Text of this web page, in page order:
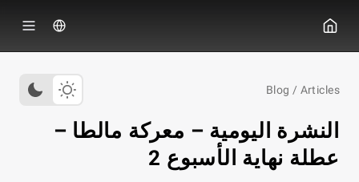
Blog / Articles
النشرة اليومية – معركة مالطا –
عطلة نهاية الأسبوع 2